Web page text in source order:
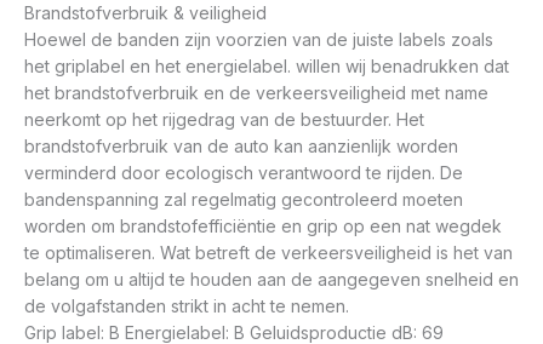
Brandstofverbruik & veiligheid
Hoewel de banden zijn voorzien van de juiste labels zoals
het griplabel en het energielabel. willen wij benadrukken dat
het brandstofverbruik en de verkeersveiligheid met name
neerkomt op het rijgedrag van de bestuurder. Het
brandstofverbruik van de auto kan aanzienlijk worden
verminderd door ecologisch verantwoord te rijden. De
bandenspanning zal regelmatig gecontroleerd moeten
worden om brandstofefficiëntie en grip op een nat wegdek
te optimaliseren. Wat betreft de verkeersveiligheid is het van
belang om u altijd te houden aan de aangegeven snelheid en
de volgafstanden strikt in acht te nemen.
Grip label: B Energielabel: B Geluidsproductie dB: 69